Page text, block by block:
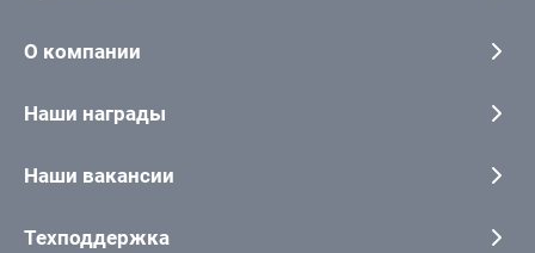
О компании
Наши награды
Наши вакансии
Техподдержка